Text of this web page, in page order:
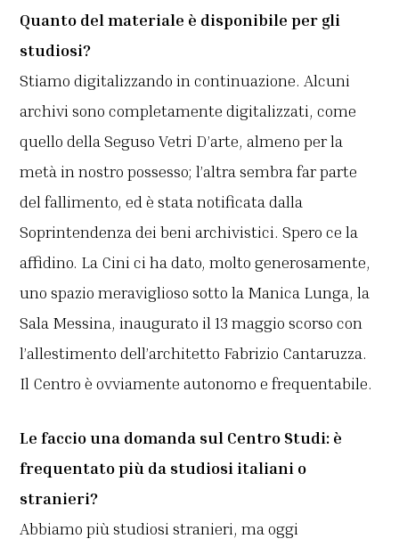
Quanto del materiale è disponibile per gli
studiosi?
Stiamo digitalizzando in continuazione. Alcuni
archivi sono completamente digitalizzati, come
quello della Seguso Vetri D’arte, almeno per la
metà in nostro possesso; l’altra sembra far parte
del fallimento, ed è stata notificata dalla
Soprintendenza dei beni archivistici. Spero ce la
affidino. La Cini ci ha dato, molto generosamente,
uno spazio meraviglioso sotto la Manica Lunga, la
Sala Messina, inaugurato il 13 maggio scorso con
l’allestimento dell’architetto Fabrizio Cantaruzza.
Il Centro è ovviamente autonomo e frequentabile.
Le faccio una domanda sul Centro Studi: è
frequentato più da studiosi italiani o
stranieri?
Abbiamo più studiosi stranieri, ma oggi